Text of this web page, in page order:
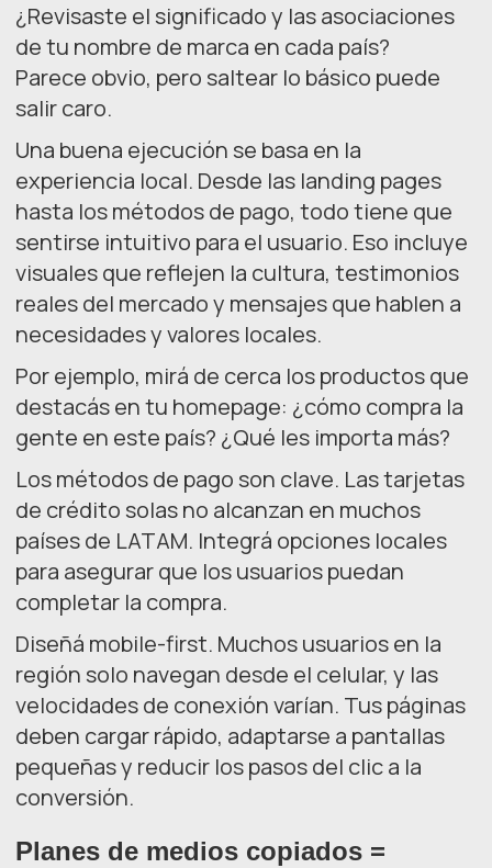
¿Revisaste el significado y las asociaciones
de tu nombre de marca en cada país?
Parece obvio, pero saltear lo básico puede
salir caro.
Una buena ejecución se basa en la
experiencia local. Desde las landing pages
hasta los métodos de pago, todo tiene que
sentirse intuitivo para el usuario. Eso incluye
visuales que reflejen la cultura, testimonios
reales del mercado y mensajes que hablen a
necesidades y valores locales.
Por ejemplo, mirá de cerca los productos que
destacás en tu homepage: ¿cómo compra la
gente en este país? ¿Qué les importa más?
Los métodos de pago son clave. Las tarjetas
de crédito solas no alcanzan en muchos
países de LATAM. Integrá opciones locales
para asegurar que los usuarios puedan
completar la compra.
Diseñá mobile-first. Muchos usuarios en la
región solo navegan desde el celular, y las
velocidades de conexión varían. Tus páginas
deben cargar rápido, adaptarse a pantallas
pequeñas y reducir los pasos del clic a la
conversión.
Planes de medios copiados =